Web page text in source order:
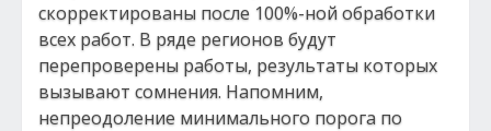
скорректированы после 100%-ной обработки
всех работ. В ряде регионов будут
перепроверены работы, результаты которых
вызывают сомнения. Напомним,
непреодоление минимального порога по